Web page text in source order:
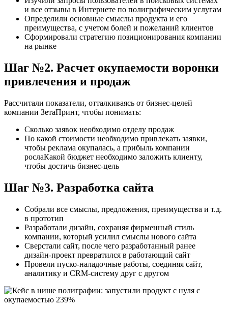
и все отзывы в Интернете по полиграфическим услугам
Определили основные смыслы продукта и его
преимущества, с учетом болей и пожеланий клиентов
Сформировали стратегию позиционирования компании
на рынке
Шаг №2. Расчет окупаемости воронки
привлечения и продаж
Рассчитали показатели, отталкиваясь от бизнес-целей
компании ЗетаПринт, чтобы понимать:
Сколько заявок необходимо отделу продаж
По какой стоимости необходимо привлекать заявки,
чтобы реклама окупалась, а прибыль компании
рослаКакой бюджет необходимо заложить клиенту,
чтобы достичь бизнес-цель
Шаг №3. Разработка сайта
Собрали все смыслы, предложения, преимущества и т.д.
в прототип
Разработали дизайн, сохраняя фирменный стиль
компании, который усилил смыслы нового сайта
Сверстали сайт, после чего разработанный ранее
дизайн-проект превратился в работающий сайт
Провели пуско-наладочные работы, соединяя сайт,
аналитику и CRM-систему друг с другом